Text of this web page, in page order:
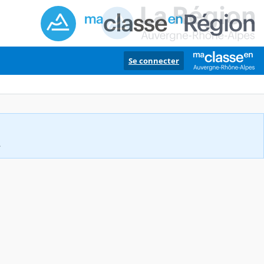
Se connecter